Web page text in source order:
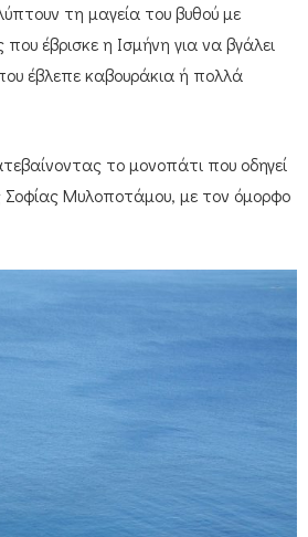
τη μαγεία του βυθού με
που έβρισκε η Ισμήνη για να βγάλει
έβλεπε καβουράκια ή πολλά
το μονοπάτι που οδηγεί
Σοφίας Μυλοποτάμου, με τον όμορφο